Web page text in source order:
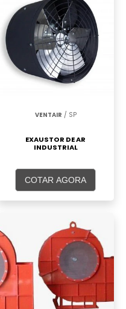
VENTAIR / SP
EXAUSTOR DE AR
INDUSTRIAL
COTAR AGORA